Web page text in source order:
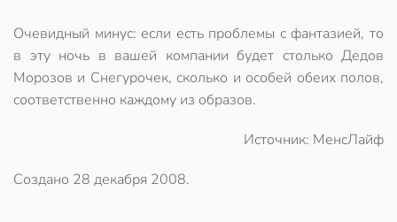
Очевидный минус: если есть проблемы с фантазией, то
в эту ночь в вашей компании будет столько Дедов
Морозов и Снегурочек, сколько и особей обеих полов,
соответственно каждому из образов.
Источник: МенсЛайф
Создано 28 декабря 2008.